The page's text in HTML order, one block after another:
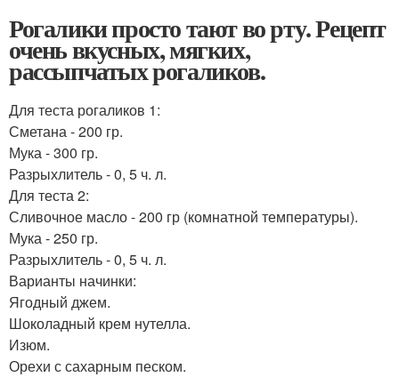
Рогалики просто тают во рту. Рецепт
очень вкусных, мягких,
рассыпчатых рогаликов.
Для теста рогаликов 1:
Сметана - 200 гр.
Мука - 300 гр.
Разрыхлитель - 0, 5 ч. л.
Для теста 2:
Сливочное масло - 200 гр (комнатной температуры).
Мука - 250 гр.
Разрыхлитель - 0, 5 ч. л.
Варианты начинки:
Ягодный джем.
Шоколадный крем нутелла.
Изюм.
Орехи с сахарным песком.